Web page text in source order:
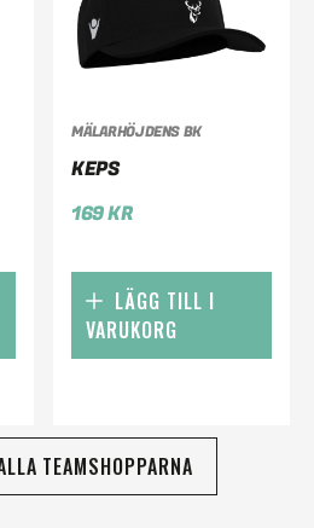
MÄLARHÖJDENS BK
KEPS
169KR
LÄGG TILL I
VARUKORG
TEAMSHOPPARNA